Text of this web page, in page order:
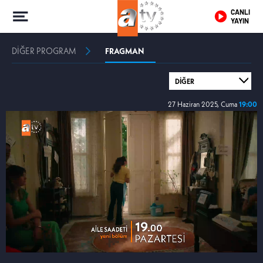
CANLI
YAYIN
DİĞER PROGRAM FRAGMAN
27 Haziran 2025, Cuma 19:00